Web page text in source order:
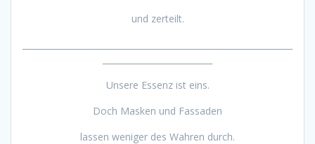
und zerteilt.
Unsere Essenz ist eins.
Doch Masken und Fassaden
lassen weniger des Wahren durch.